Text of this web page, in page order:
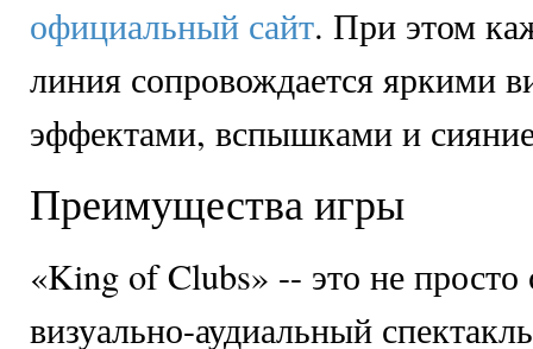
официальный сайт. При этом
линия сопровождается яркими
эффектами, вспышками и
Преимущества игры
«King of Clubs» -- это не просто
визуально-аудиальный